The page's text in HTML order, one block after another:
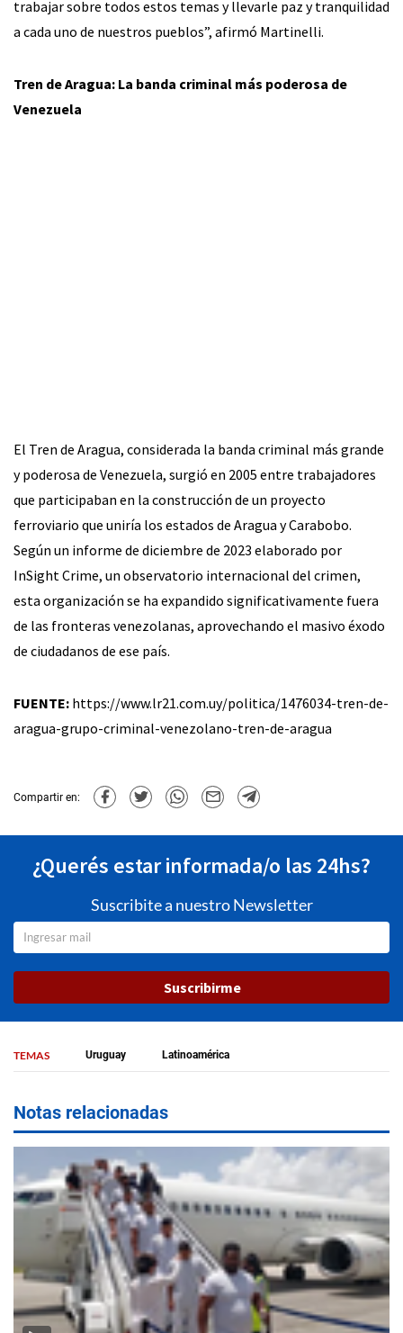
trabajar sobre todos estos temas y llevarle paz y tranquilidad
a cada uno de nuestros pueblos”, afirmó Martinelli.
Tren de Aragua: La banda criminal más poderosa de
Venezuela
El Tren de Aragua, considerada la banda criminal más grande
y poderosa de Venezuela, surgió en 2005 entre trabajadores
que participaban en la construcción de un proyecto
ferroviario que uniría los estados de Aragua y Carabobo.
Según un informe de diciembre de 2023 elaborado por
InSight Crime, un observatorio internacional del crimen,
esta organización se ha expandido significativamente fuera
de las fronteras venezolanas, aprovechando el masivo éxodo
de ciudadanos de ese país.
FUENTE: https://www.lr21.com.uy/politica/1476034-tren-de-
aragua-grupo-criminal-venezolano-tren-de-aragua
Compartir en:
¿Querés estar informada/o las 24hs?
Suscribite a nuestro Newsletter
Suscribirme
TEMAS Uruguay Latinoamérica
Notas relacionadas